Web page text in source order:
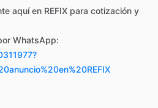
aquí en REFIX para cotización y
WhatsApp: